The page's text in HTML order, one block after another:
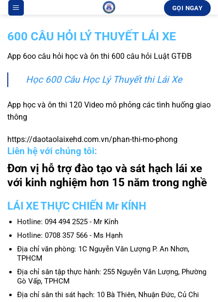
qua
dung
GỌI NGAY
600 CÂU HỎI LÝ THUYẾT LÁI XE
App 6oo câu hỏi học và ôn thi 600 câu hỏi Luật GTĐB
Học 600 Câu Học Lý Thuyết thi Lái Xe
App học và ôn thi 120 Video mô phỏng các tình huống giao
thông
https://daotaolaixehd.com.vn/phan-thi-mo-phong
Liên hệ với chúng tôi:
Đơn vị hỗ trợ đào tạo và sát hạch lái xe
với kinh nghiệm hơn 15 năm trong nghề
LÁI XE THỰC CHIẾN Mr KÍNH
Hotline: 094 494 2525 - Mr Kính
Hotline: 0708 357 566 - Ms Hạnh
Địa chỉ văn phòng: 1C Nguyễn Văn Lượng P. An Nhơn,
TPHCM
Địa chỉ sân tập thực hành: 255 Nguyễn Văn Lượng, Phường
Gò Vấp, TPHCM
Địa chỉ sân thi sát hạch: 10 Bà Thiên, Nhuận Đức, Củ Chi